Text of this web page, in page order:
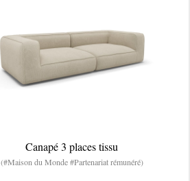
Canapé 3 places tissu
(#Maison du Monde #Partenariat rémunéré)